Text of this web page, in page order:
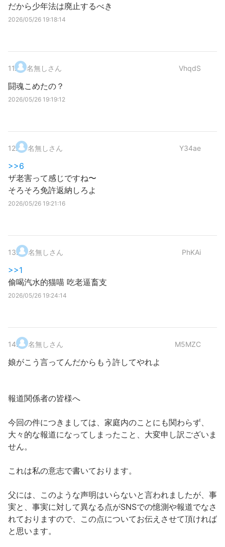
だから少年法は廃止するべき
2026/05/26 19:18:14
11. 名無しさん VhqdS
闘魂こめたの？
2026/05/26 19:19:12
12. 名無しさん Y34ae
>>6
ザ老害って感じですね〜
そろそろ免許返納しろよ
2026/05/26 19:21:16
13. 名無しさん PhKAi
>>1
偷喝汽水的猫喵 吃老逼畜支
2026/05/26 19:24:14
14. 名無しさん M5MZC
娘がこう言ってんだからもう許してやれよ
報道関係者の皆様へ
今回の件につきましては、家庭内のことにも関わらず、
大々的な報道になってしまったこと、大変申し訳ございま
せん。
これは私の意志で書いております。
父には、このような声明はいらないと言われましたが、事
実と、事実に対して異なる点がSNSでの憶測や報道でなさ
れておりますので、この点についてお伝えさせて頂ければ
と思います。